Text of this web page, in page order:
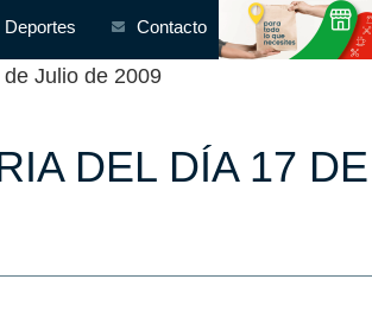
Deportes Contacto
Julio de 2009
DEL DÍA 17